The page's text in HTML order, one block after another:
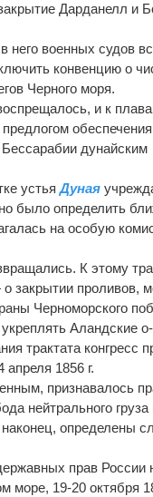
Дарданелл и
него военных судов
конвенцию о
Черного моря.
и к
дунайским
устьяДуная
было определить
на особую
К этому
закрытии проливов,
Черноморского
Аландские
трактата конгресс
1856 г.
признавалось
нейтрального груза
определены
прав России
море, 19-20 октября